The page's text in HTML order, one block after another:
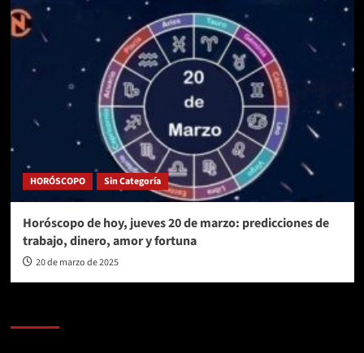
HORÓSCOPO Sin Categoría
Horóscopo de hoy, jueves 20 de marzo: predicciones de
trabajo, dinero, amor y fortuna
20 de marzo de 2025